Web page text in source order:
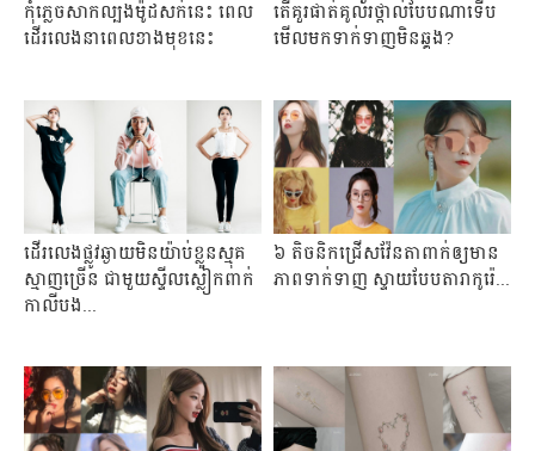
កុំ​ភ្លេច​សាក​ល្បង​ម៉ូដ​សក់​នេះ ពេល​
ដើរ​លេង​នា​ពេល​ខាង​មុខ​នេះ
តើគួរផាត់គូល័រថ្ពាល់បែបណាទើប
មើលមកទាក់ទាញមិនឆ្គង?
ដើរលេងផ្លូវឆ្ងាយមិនយ៉ាប់ខ្លួនស្មុគ
ស្មាញច្រើន ជាមួយស្ទីលស្លៀកពាក់
កាលីបង...
៦ តិច​និកជ្រើស​វ៉ែន​តា​ពាក់​ឲ្យ​មាន​
ភាព​ទាក់​ទាញ ស្ទា​យ​បែប​តារា​កូរ៉េ...